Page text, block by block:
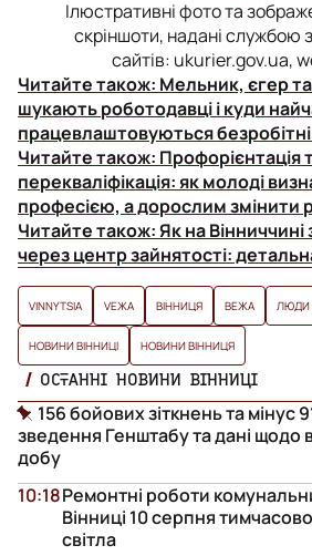
Ілюстративні фото та
скріншоти, надані службою
сайтів: ukurier.gov.ua,
Читайте також: Мельник, єгер
шукають роботодавці і куди
працевлаштовуються
Читайте також: Профорієнтація
перекваліфікація: як молоді
професією, а дорослим змінити
Читайте також:Як на
через центр зайнятості:
VINNYTSIA VЕЖА ВІННИЦЯ ВЕЖА ЛЮДИ
НОВИНИ ВІННИЦІ НОВИНИ ВІННИЦЯ
ОСТАННІ НОВИНИ ВІННИЦІ
156 бойових зіткнень та мінус
зведення Генштабу та дані щодо
добу
Ремонтні роботи
Вінниці 10 серпня
світла
10:18